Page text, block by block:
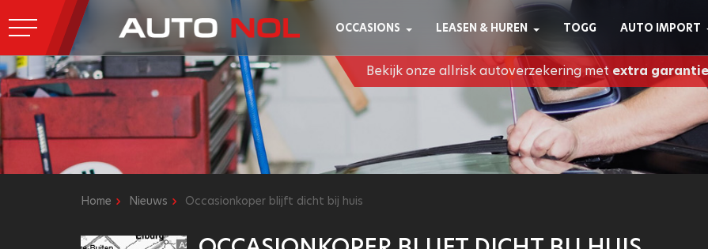
OCCASIONS LEASEN & HUREN TOGG AUTO IMPORT
Bekijk onze allrisk autoverzekering met extra garantie
Home Nieuws Occasionkoper blijft dicht bij huis